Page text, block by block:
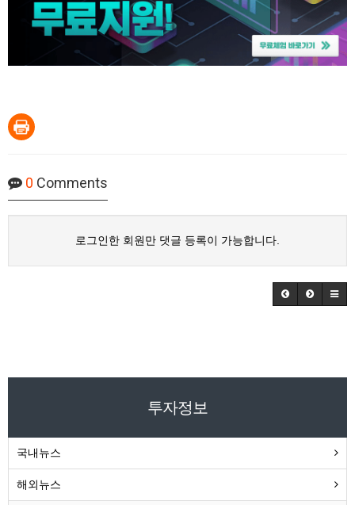
0 Comments
로그인한 회원만 댓글 등록이 가능합니다.
투자정보
국내뉴스
해외뉴스